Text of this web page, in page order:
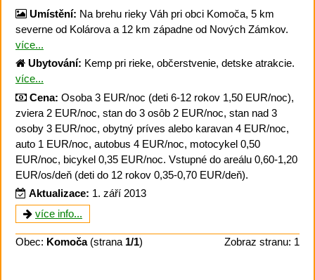
Umístění: Na brehu rieky Váh pri obci Komoča, 5 km
severne od Kolárova a 12 km západne od Nových Zámkov.
více...
Ubytování: Kemp pri rieke, občerstvenie, detske atrakcie.
více...
Cena: Osoba 3 EUR/noc (deti 6-12 rokov 1,50 EUR/noc),
zviera 2 EUR/noc, stan do 3 osôb 2 EUR/noc, stan nad 3
osoby 3 EUR/noc, obytný príves alebo karavan 4 EUR/noc,
auto 1 EUR/noc, autobus 4 EUR/noc, motocykel 0,50
EUR/noc, bicykel 0,35 EUR/noc. Vstupné do areálu 0,60-1,20
EUR/os/deň (deti do 12 rokov 0,35-0,70 EUR/deň).
Aktualizace: 1. září 2013
více info...
Obec: Komoča(strana 1/1) Zobraz stranu: 1